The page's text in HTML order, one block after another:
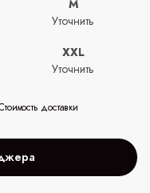
M
Уточнить
XXL
Уточнить
доставки